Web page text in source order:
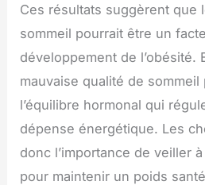
Ces résultats suggèrent que
sommeil pourrait être un
développement de l’obésité.
mauvaise qualité de
l’équilibre hormonal qui
dépense énergétique. Les
donc l’importance de veiller
pour maintenir un poids